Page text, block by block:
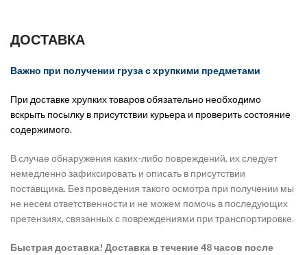
ДОСТАВКА
Важно при получении груза с хрупкими предметами
При доставке хрупких товаров обязательно необходимо
вскрыть посылку в присутствии курьера и проверить состояние
содержимого.
В случае обнаружения каких-либо повреждений, их следует
немедленно зафиксировать и описать в присутствии
поставщика. Без проведения такого осмотра при получении мы
не несем ответственности и не можем помочь в последующих
претензиях, связанных с повреждениями при транспортировке.
Быстрая доставка! Доставка в течение 48 часов после